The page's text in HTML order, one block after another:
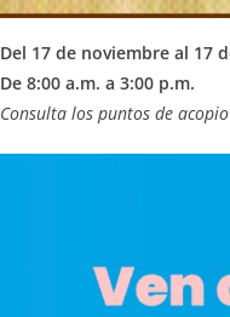
Del 17 de noviembre al 17
De 8:00 a.m. a 3:00 p.m.
Consulta los puntos de